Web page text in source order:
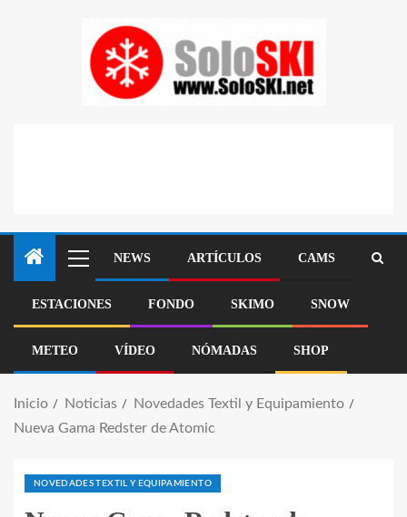
NEWS ARTÍCULOS CAMS
ESTACIONES FONDO SKIMO SNOW
METEO VÍDEO NÓMADAS SHOP
Inicio Noticias
Novedades Textil y Equipamiento
Nueva Gama Redster de Atomic
NOVEDADES TEXTIL Y EQUIPAMIENTO